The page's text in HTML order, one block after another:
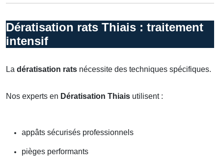
Dératisation rats Thiais : traitement
intensif
La dératisation rats nécessite des techniques spécifiques.
Nos experts en Dératisation Thiais utilisent :
appâts sécurisés professionnels
pièges performants